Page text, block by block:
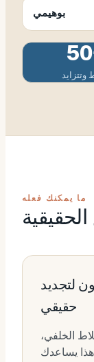
بوهيمي
وتتزايد
ما يمكنك فعله
لتجديد
حقيقي
الخلفي،
يساعدك